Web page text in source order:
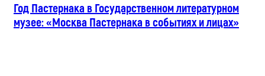
Год Пастернака в Государственном литературном
музее: «Москва Пастернака в событиях и лицах»